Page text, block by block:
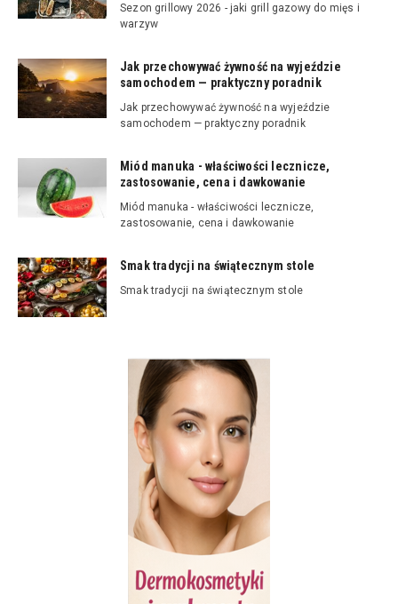
Sezon grillowy 2026 - jaki grill gazowy do mięs i
warzyw
Jak przechowywać żywność na wyjeździe
samochodem — praktyczny poradnik
Jak przechowywać żywność na wyjeździe
samochodem — praktyczny poradnik
Miód manuka - właściwości lecznicze,
zastosowanie, cena i dawkowanie
Miód manuka - właściwości lecznicze,
zastosowanie, cena i dawkowanie
Smak tradycji na świątecznym stole
Smak tradycji na świątecznym stole